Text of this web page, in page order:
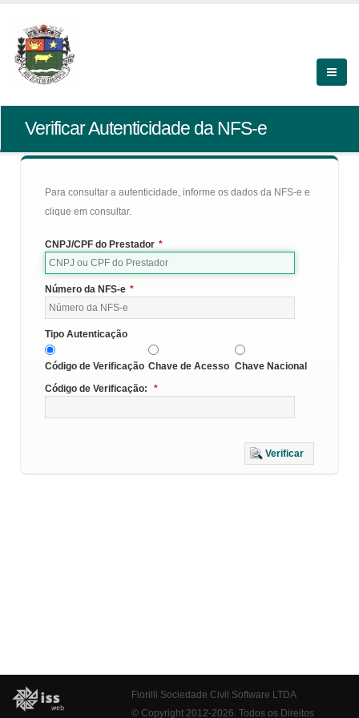
Verificar Autenticidade da NFS-e
Para consultar a autenticidade, informe os dados da NFS-e e
clique em consultar.
CNPJ/CPF do Prestador *
Número da NFS-e *
Tipo Autenticação
Código de Verificação Chave de Acesso Chave Nacional
Código de Verificação:
*
Verificar
Fiorilli Sociedade Civil Software LTDA
© Copyright 2012-2026. Todos os Direitos